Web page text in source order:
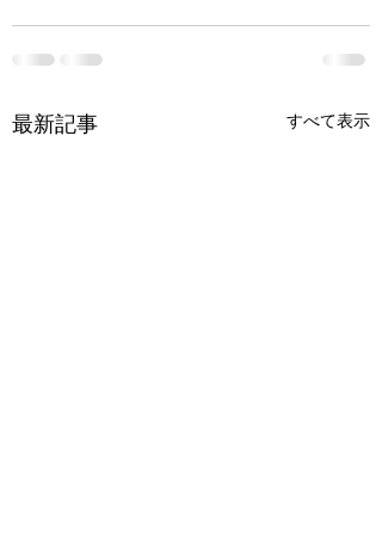
最新記事 すべて表示